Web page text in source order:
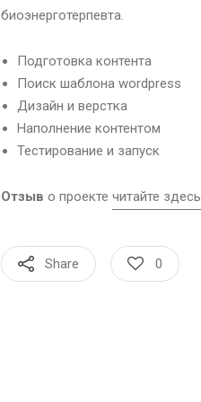
биоэнерготерпевта.
Подготовка контента
Поиск шаблона wordpress
Дизайн и верстка
Наполнение контентом
Тестирование и запуск
Отзыв о проекте читайте здесь
Share 0